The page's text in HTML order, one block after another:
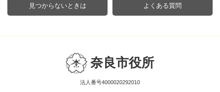
見つからないときは よくある質問
奈良市役所
法人番号4000020292010